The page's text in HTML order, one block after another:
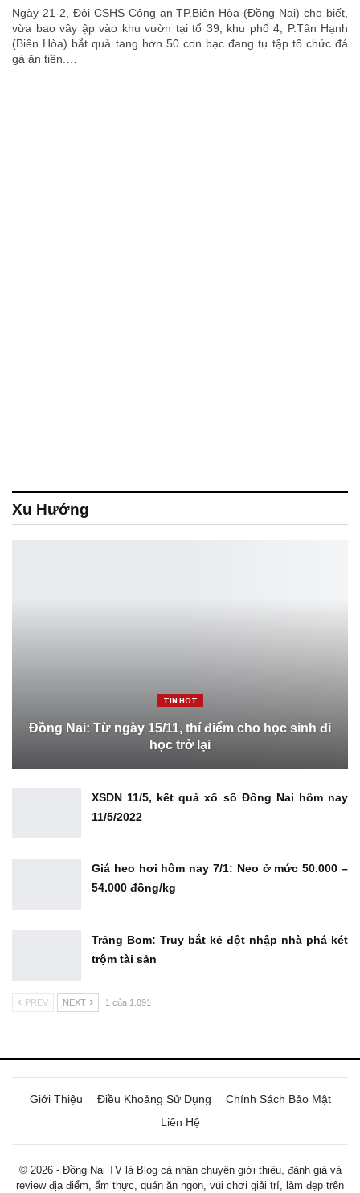
Ngày 21-2, Đội CSHS Công an TP.Biên Hòa (Đồng Nai) cho biết,
vừa bao vây ập vào khu vườn tại tổ 39, khu phố 4, P.Tân Hạnh
(Biên Hòa) bắt quả tang hơn 50 con bạc đang tụ tập tổ chức đá
gà ăn tiền.…
Xu Hướng
TIN HOT
Đồng Nai: Từ ngày 15/11, thí điểm cho học sinh đi
học trở lại
XSDN 11/5, kết quả xổ số Đồng Nai hôm nay
11/5/2022
Giá heo hơi hôm nay 7/1: Neo ở mức 50.000 –
54.000 đồng/kg
Trảng Bom: Truy bắt kẻ đột nhập nhà phá két
trộm tài sản
PREV NEXT 1 của 1.091
Giới Thiệu Điều Khoảng Sử Dụng
Chính Sách Bảo Mật
Liên Hệ
© 2026 - Đồng Nai TV là Blog cá nhân chuyên giới thiệu, đánh giá và
review địa điểm, ẩm thực, quán ăn ngon, vui chơi giải trí, làm đẹp trên